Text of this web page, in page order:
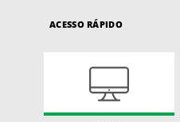
ACESSO RÁPIDO